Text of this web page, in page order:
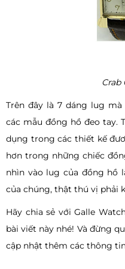
Crab
Trên đây là 7 dáng lug
các mẫu đồng hồ đeo tay.
dụng trong các thiết kế
hơn trong những chiếc
nhìn vào lug của đồng hồ
của chúng, thật thú vị phải
Hãy chia sẻ với Galle
bài viết này nhé! Và đừng
cập nhật thêm các thông